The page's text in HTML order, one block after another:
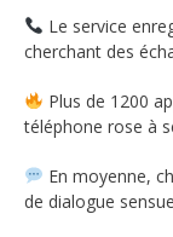
Le service
cherchant des
Plus de 1200
téléphone rose à
En moyenne,
de dialogue